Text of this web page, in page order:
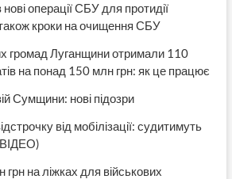
операції СБУ для протидії
також кроки на очищення СБУ
громад Луганщини отримали 110
на понад 150 млн грн: як це працює
Сумщини: нові підозри
від мобілізації: судитимуть
на ліжках для військових